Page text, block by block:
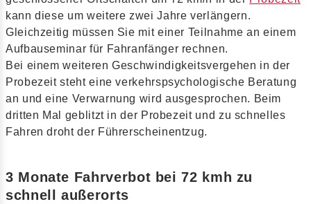
kann diese um weitere zwei Jahre verlängern.
Gleichzeitig müssen Sie mit einer Teilnahme an einem
Aufbauseminar für Fahranfänger rechnen.
Bei einem weiteren Geschwindigkeitsvergehen in der
Probezeit steht eine verkehrspsychologische Beratung
an und eine Verwarnung wird ausgesprochen. Beim
dritten Mal geblitzt in der Probezeit und zu schnelles
Fahren droht der Führerscheinentzug.
3 Monate Fahrverbot bei 72 kmh zu
schnell außerorts